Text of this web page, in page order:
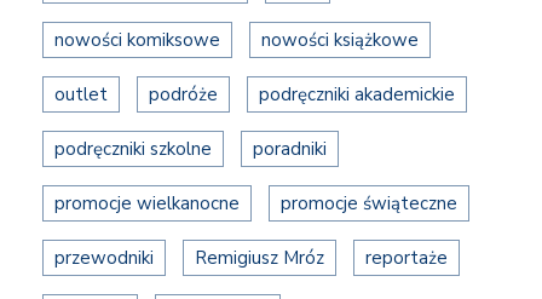
nowości komiksowe nowości książkowe
outlet podróże podręczniki akademickie
podręczniki szkolne poradniki
promocje wielkanocne promocje świąteczne
przewodniki Remigiusz Mróz reportaże